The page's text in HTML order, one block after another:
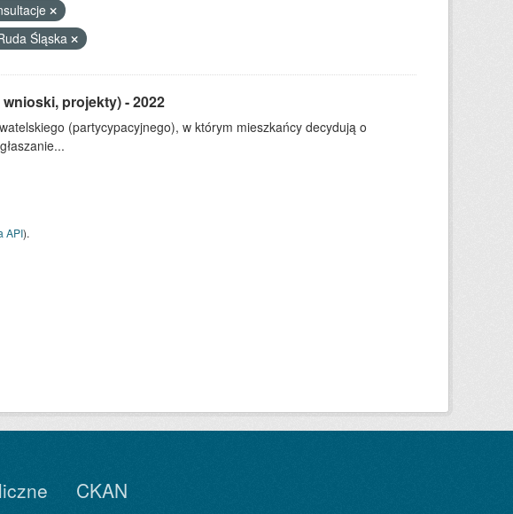
Śląska
projekty) - 2022
(partycypacyjnego), w którym mieszkańcy decydują o
API).
CKAN